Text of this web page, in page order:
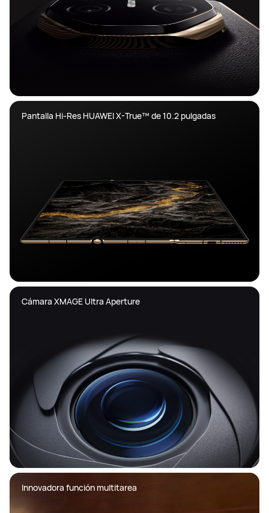
Pantalla Hi-Res HUAWEI X-True™ de 10.2 pulgadas
Cámara XMAGE Ultra Aperture